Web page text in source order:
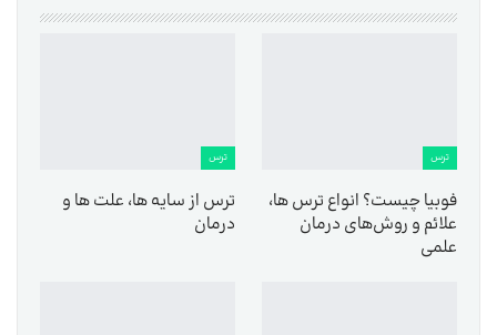
ترس
فوبیا چیست؟ انواع ترس‌ ها،
علائم و روش‌های درمان
علمی
ترس
ترس از سایه ها، علت ها و
درمان